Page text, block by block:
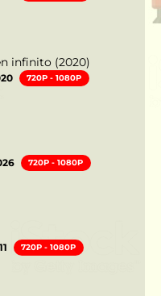
infinito (2020)
720P - 1080P
720P - 1080P
720P - 1080P